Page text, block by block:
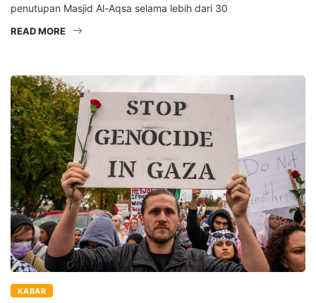
penutupan Masjid Al-Aqsa selama lebih dari 30
READ MORE
KABAR